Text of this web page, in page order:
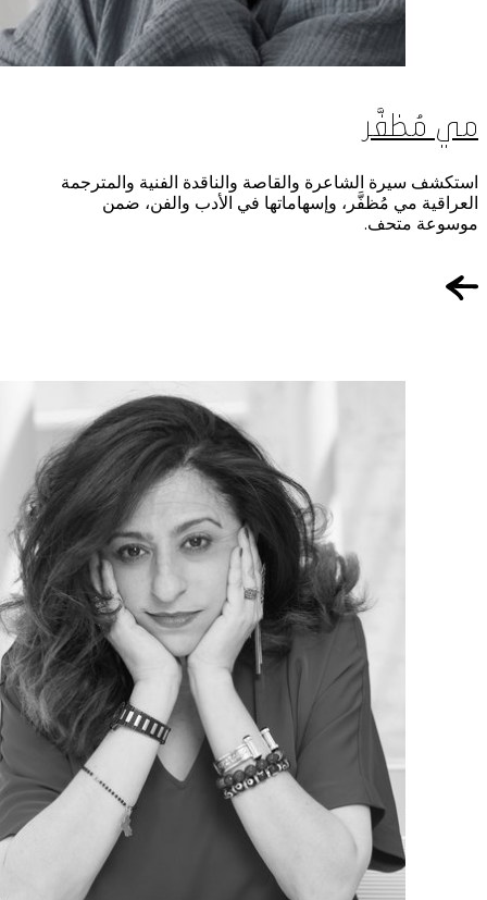
مي مُظفَّر
استكشف سيرة الشاعرة والقاصة والناقدة الفنية والمترجمة
العراقية مي مُظفَّر، وإسهاماتها في الأدب والفن، ضمن
موسوعة متحف.